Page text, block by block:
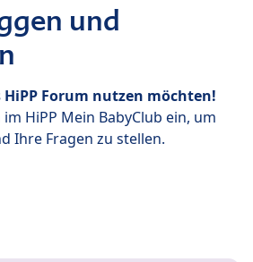
und
HiPP Forum nutzen möchten!
HiPP Mein BabyClub ein, um
Ihre Fragen zu stellen.